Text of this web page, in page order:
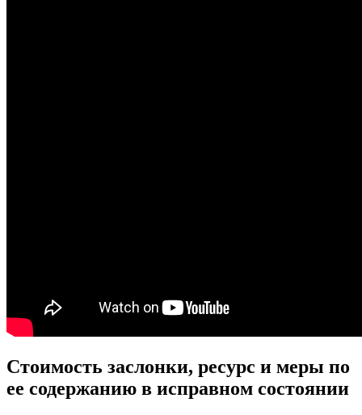
Стоимость заслонки, ресурс и меры по
ее содержанию в исправном состоянии